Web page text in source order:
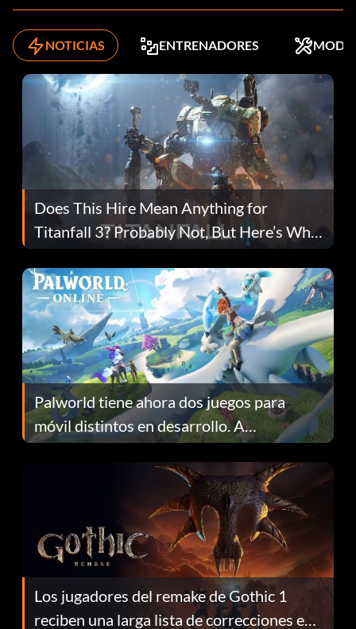
NOTICIAS ENTRENADORES MODS
Does This Hire Mean Anything for
Titanfall 3? Probably Not, But Here’s Why
Fans Are Hopeful
Palworld tiene ahora dos juegos para
móvil distintos en desarrollo. A
continuación te explicamos por qué.
Los jugadores del remake de Gothic 1
reciben una larga lista de correcciones en